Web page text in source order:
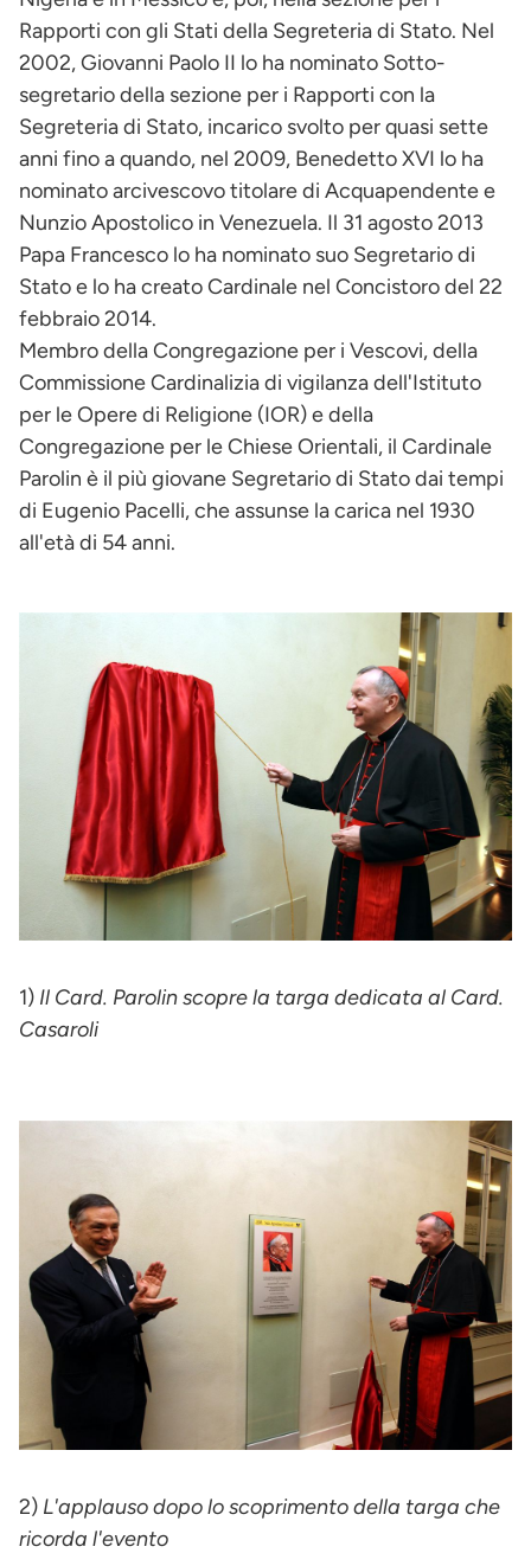
Rapporti con gli Stati della Segreteria di Stato. Nel
2002, Giovanni Paolo II lo ha nominato Sotto-
segretario della sezione per i Rapporti con la
Segreteria di Stato, incarico svolto per quasi sette
anni fino a quando, nel 2009, Benedetto XVI lo ha
nominato arcivescovo titolare di Acquapendente e
Nunzio Apostolico in Venezuela. Il 31 agosto 2013
Papa Francesco lo ha nominato suo Segretario di
Stato e lo ha creato Cardinale nel Concistoro del 22
febbraio 2014.
Membro della Congregazione per i Vescovi, della
Commissione Cardinalizia di vigilanza dell'Istituto
per le Opere di Religione (IOR) e della
Congregazione per le Chiese Orientali, il Cardinale
Parolin è il più giovane Segretario di Stato dai tempi
di Eugenio Pacelli, che assunse la carica nel 1930
all'età di 54 anni.
1) Il Card. Parolin scopre la targa dedicata al Card.
Casaroli
2) L'applauso dopo lo scoprimento della targa che
ricorda l'evento